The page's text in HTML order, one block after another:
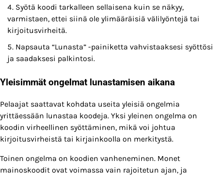
Syötä koodi tarkalleen sellaisena kuin se näkyy,
varmistaen, ettei siinä ole ylimääräisiä välilyöntejä tai
kirjoitusvirheitä.
Napsauta “Lunasta” -painiketta vahvistaaksesi syöttösi
ja saadaksesi palkintosi.
Yleisimmät ongelmat lunastamisen aikana
Pelaajat saattavat kohdata useita yleisiä ongelmia
yrittäessään lunastaa koodeja. Yksi yleinen ongelma on
koodin virheellinen syöttäminen, mikä voi johtua
kirjoitusvirheistä tai kirjainkoolla on merkitystä.
Toinen ongelma on koodien vanheneminen. Monet
mainoskoodit ovat voimassa vain rajoitetun ajan, ja